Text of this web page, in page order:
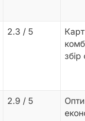
2.3 / 5
збір
2.9 / 5